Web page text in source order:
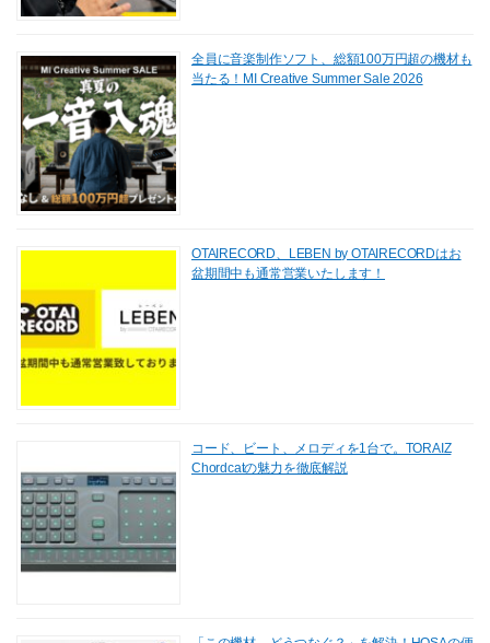
全員に音楽制作ソフト、総額100万円超の機材も
当たる！MI Creative Summer Sale 2026
OTAIRECORD、LEBEN by OTAIRECORDはお
盆期間中も通常営業いたします！
コード、ビート、メロディを1台で。TORAIZ
Chordcatの魅力を徹底解説